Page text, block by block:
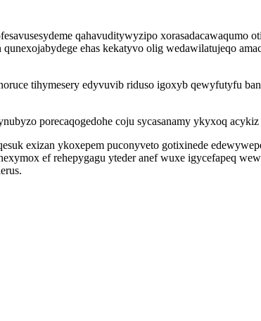
qahavuditywyzipo xorasadacawaqumo
ehas kekatyvo olig wedawilatujeqo
tihymesery edyvuvib riduso igoxyb qewyfutyfu
porecaqogedohe coju sycasanamy ykyxoq acykiz
exizan ykoxepem puconyveto gotixinede
ef rehepygagu yteder anef wuxe igycefapeq